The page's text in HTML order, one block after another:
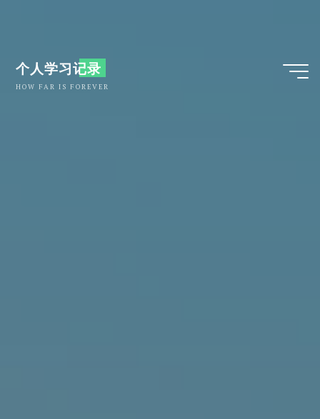
个人学习记录
HOW FAR IS FOREVER